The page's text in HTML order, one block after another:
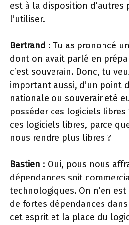
est à la disposition d’autres
l’utiliser.
Bertrand : Tu as prononcé
dont on avait parlé en
c’est souverain. Donc, tu
important aussi, d’un point
nationale ou souveraineté
posséder ces logiciels libres
ces logiciels libres, parce
nous rendre plus libres ?
Bastien : Oui, pous nous
dépendances soit
technologiques. On n’en
de fortes dépendances
cet esprit et la place du